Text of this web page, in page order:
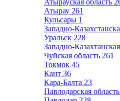
Атырауская область
Атырау 261
Кульсары 1
Западно-
Уральск 228
Западно-
Чуйская область 261
Токмок 45
Кант 36
Кара-Балта 23
Павлодарская область